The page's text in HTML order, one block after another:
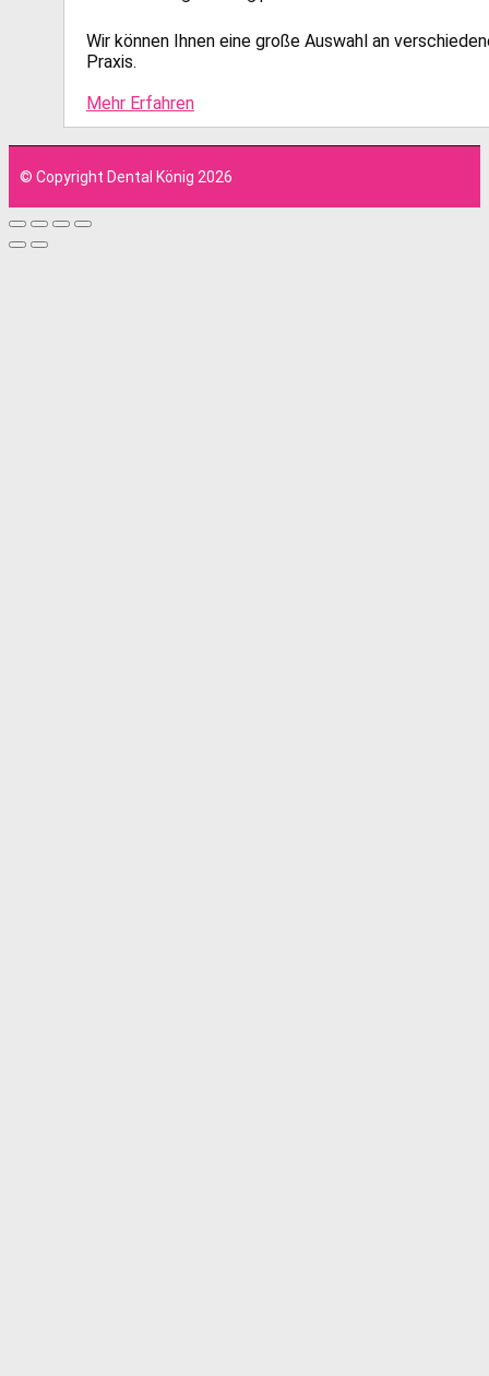
Wir können Ihnen eine große Auswahl an
Praxis.
Mehr Erfahren
© Copyright Dental König 2026